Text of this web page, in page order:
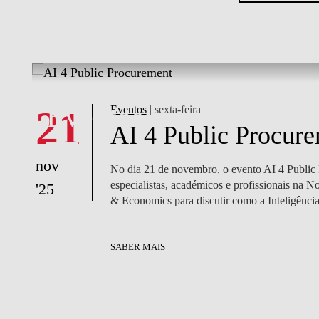
Eventos
21
nov
'25
Eventos| sexta-feira
AI 4 Public
No dia 21 de novembro, o evento AI 4 Public
especialistas, académicos e profissionais na
& Economics para discutir como a
SABER MAIS
Notícias